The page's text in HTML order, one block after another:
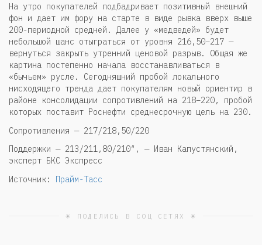
На утро покупателей подбадривает позитивный внешний
фон и дает им фору на старте в виде рывка вверх выше
200-периодной средней. Далее у «медведей» будет
небольшой шанс отыграться от уровня 216,50–217 —
вернуться закрыть утренний ценовой разрыв. Общая же
картина постепенно начала восстанавливаться в
«бычьем» русле. Сегодняшний пробой локального
нисходящего тренда дает покупателям новый ориентир в
районе консолидации сопротивлений на 218–220, пробой
которых поставит Роснефти среднесрочную цель на 230.
Сопротивления — 217/218,50/220
Поддержки — 213/211,80/210″, — Иван Капустянский,
эксперт БКС Экспресс
Источник:
Прайм-Тасс
☀ ПОДЕЛИСЬ В СОЦ СЕТЯХ ☀